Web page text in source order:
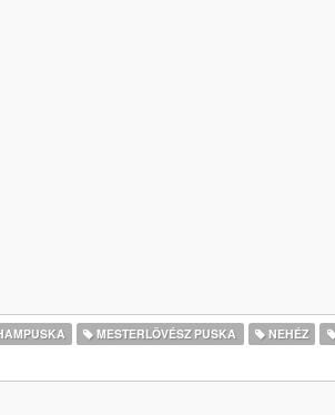
MESTERLÖVÉSZ PUSKA NEHÉZ